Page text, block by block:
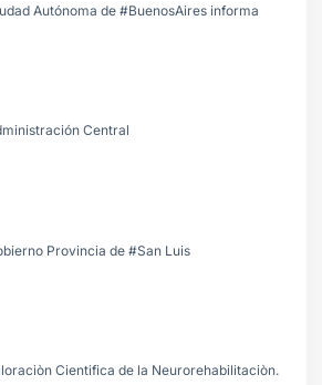
Autónoma de #BuenosAires informa
Central
Provincia de #San Luis
Cientifica de la Neurorehabilitaciòn.